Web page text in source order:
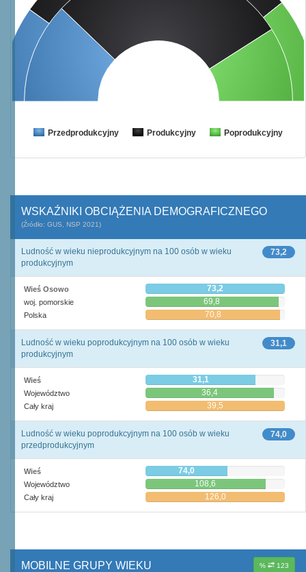
Przedprodukcyjny Produkcyjny Poprodukcyjny
WSKAŹNIKI OBCIĄŻENIA DEMOGRAFICZNEGO
(Źródło: GUS, NSP 2021)
73,2
Ludność w wieku nieprodukcyjnym na 100 osób w wieku
produkcyjnym
Wieś Osowo 73,2
woj. pomorskie 69,8
Polska 70,8
31,1
Ludność w wieku poprodukcyjnym na 100 osób w wieku
produkcyjnym
Wieś 31,1
Województwo 36,4
Cały kraj 39,5
74,0
Ludność w wieku poprodukcyjnym na 100 osób w wieku
przedprodukcyjnym
Wieś 74,0
Województwo 108,6
Cały kraj 126,0
% 123
MOBILNE GRUPY WIEKU